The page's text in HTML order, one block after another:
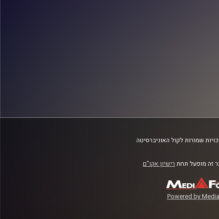
שמורות לקול האוניברסיטה
זה מופעל תחת רישיון אקו"ם
Powered by